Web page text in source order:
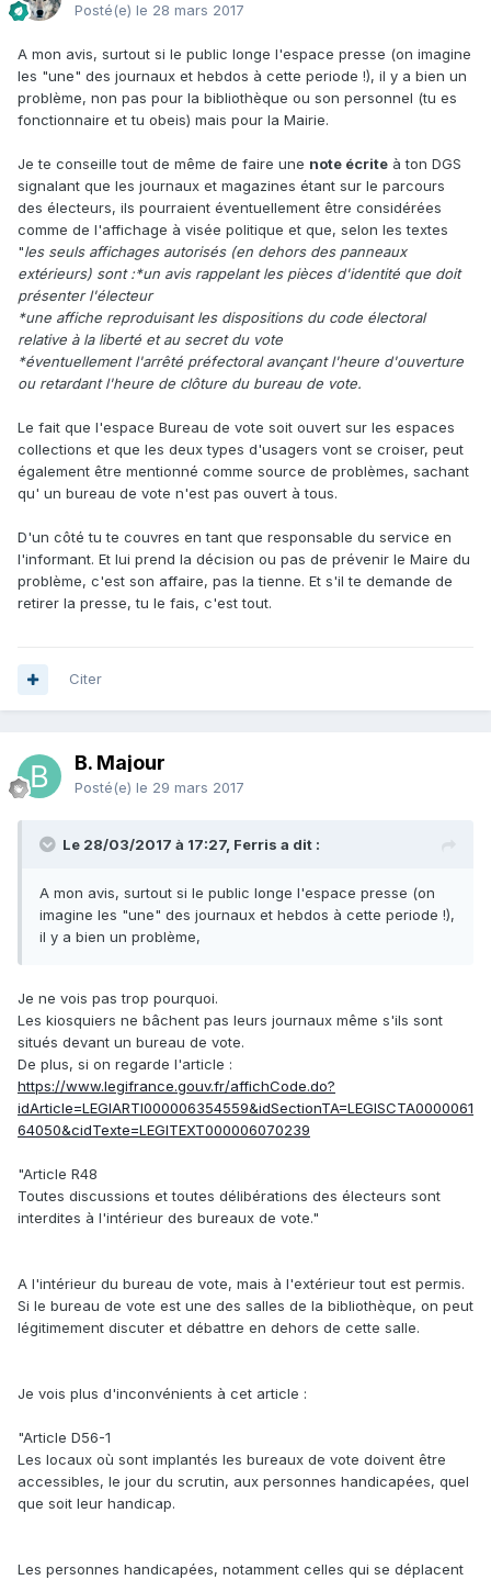
Posté(e) le 28 mars 2017
A mon avis, surtout si le public longe l'espace presse (on imagine
les "une" des journaux et hebdos à cette periode !), il y a bien un
problème, non pas pour la bibliothèque ou son personnel (tu es
fonctionnaire et tu obeis) mais pour la Mairie.
Je te conseille tout de même de faire une note écrite à ton DGS
signalant que les journaux et magazines étant sur le parcours
des électeurs, ils pourraient éventuellement être considérées
comme de l'affichage à visée politique et que, selon les textes
"les seuls affichages autorisés (en dehors des panneaux
extérieurs) sont :*un avis rappelant les pièces d'identité que doit
présenter l'électeur
*une affiche reproduisant les dispositions du code électoral
relative à la liberté et au secret du vote
*éventuellement l'arrêté préfectoral avançant l'heure d'ouverture
ou retardant l'heure de clôture du bureau de vote.
Le fait que l'espace Bureau de vote soit ouvert sur les espaces
collections et que les deux types d'usagers vont se croiser, peut
également être mentionné comme source de problèmes, sachant
qu' un bureau de vote n'est pas ouvert à tous.
D'un côté tu te couvres en tant que responsable du service en
l'informant. Et lui prend la décision ou pas de prévenir le Maire du
problème, c'est son affaire, pas la tienne. Et s'il te demande de
retirer la presse, tu le fais, c'est tout.
Citer
B. Majour
Posté(e) le 29 mars 2017
Le 28/03/2017 à 17:27, Ferris a dit :
A mon avis, surtout si le public longe l'espace presse (on
imagine les "une" des journaux et hebdos à cette periode !),
il y a bien un problème,
Je ne vois pas trop pourquoi.
Les kiosquiers ne bâchent pas leurs journaux même s'ils sont
situés devant un bureau de vote.
De plus, si on regarde l'article :
https://www.legifrance.gouv.fr/affichCode.do?
idArticle=LEGIARTI000006354559&idSectionTA=LEGISCTA0000061
64050&cidTexte=LEGITEXT000006070239
"Article R48
Toutes discussions et toutes délibérations des électeurs sont
interdites à l'intérieur des bureaux de vote."
A l'intérieur du bureau de vote, mais à l'extérieur tout est permis.
Si le bureau de vote est une des salles de la bibliothèque, on peut
légitimement discuter et débattre en dehors de cette salle.
Je vois plus d'inconvénients à cet article :
"Article D56-1
Les locaux où sont implantés les bureaux de vote doivent être
accessibles, le jour du scrutin, aux personnes handicapées, quel
que soit leur handicap.
Les personnes handicapées, notamment celles qui se déplacent